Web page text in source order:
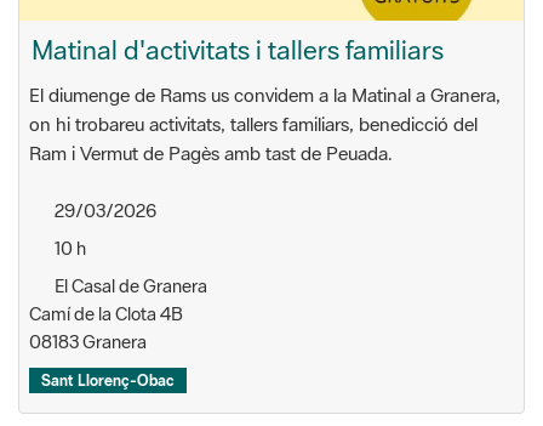
Matinal d'activitats i tallers familiars
El diumenge de Rams us convidem a la Matinal a Granera,
on hi trobareu activitats, tallers familiars, benedicció del
Ram i Vermut de Pagès amb tast de Peuada.
29/03/2026
10 h
El Casal de Granera
Camí de la Clota 4B
08183 Granera
Sant Llorenç-Obac